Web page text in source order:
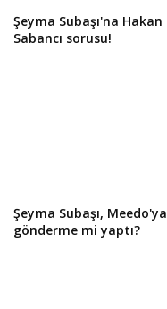
Şeyma Subaşı'na Hakan
Sabancı sorusu!
Şeyma Subaşı, Meedo'ya
gönderme mi yaptı?